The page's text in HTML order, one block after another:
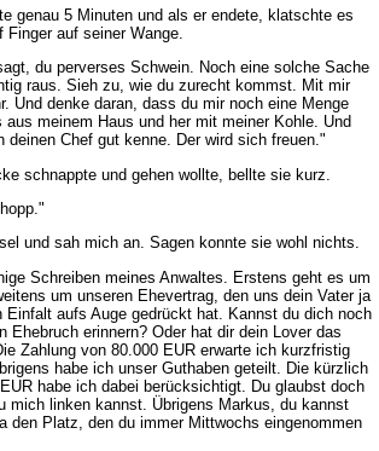
genau 5 Minuten und als er endete, klatschte es
auf seiner Wange.
du perverses Schwein. Noch eine solche Sache
raus. Sieh zu, wie du zurecht kommst. Mit mir
Und denke daran, dass du mir noch eine Menge
aus meinem Haus und her mit meiner Kohle. Und
deinen Chef gut kenne. Der wird sich freuen."
schnappte und gehen wollte, bellte sie kurz.
und sah mich an. Sagen konnte sie wohl nichts.
Schreiben meines Anwaltes. Erstens geht es um
um unseren Ehevertrag, den uns dein Vater ja
Einfalt aufs Auge gedrückt hat. Kannst du dich noch
Ehebruch erinnern? Oder hat dir dein Lover das
Zahlung von 80.000 EUR erwarte ich kurzfristig
habe ich unser Guthaben geteilt. Die kürzlich
habe ich dabei berücksichtigt. Du glaubst doch
mich linken kannst. Übrigens Markus, du kannst
den Platz, den du immer Mittwochs eingenommen